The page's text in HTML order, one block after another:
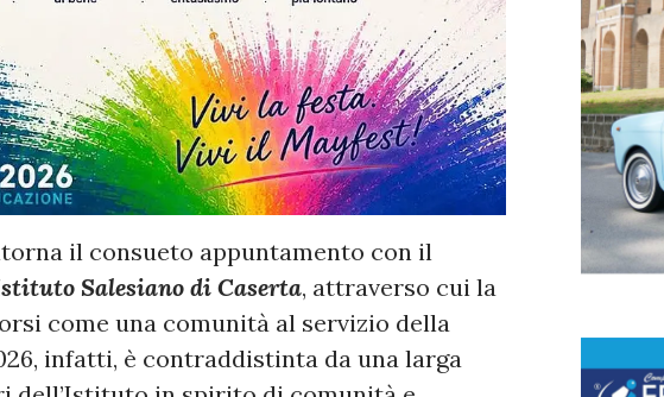
il consueto appuntamento con il
Salesiano di Caserta, attraverso cui la
come una comunità al servizio della
infatti, è contraddistinta da una larga